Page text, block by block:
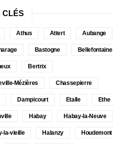
CLÉS
Athus Attert Aubange
Bastogne Bellefontaine
Bertrix
Mézières Chassepierre
Dampicourt Etalle Ethe
Habay Habay-la-Neuve
la-vieille Halanzy Houdemont